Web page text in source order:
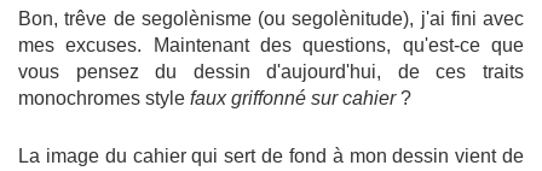
Bon, trêve de segolènisme (ou segolènitude), j'ai fini avec
mes excuses. Maintenant des questions, qu'est-ce que
vous pensez du dessin d'aujourd'hui, de ces traits
monochromes style faux griffonné sur cahier?
La image du cahier qui sert de fond à mon dessin vient de